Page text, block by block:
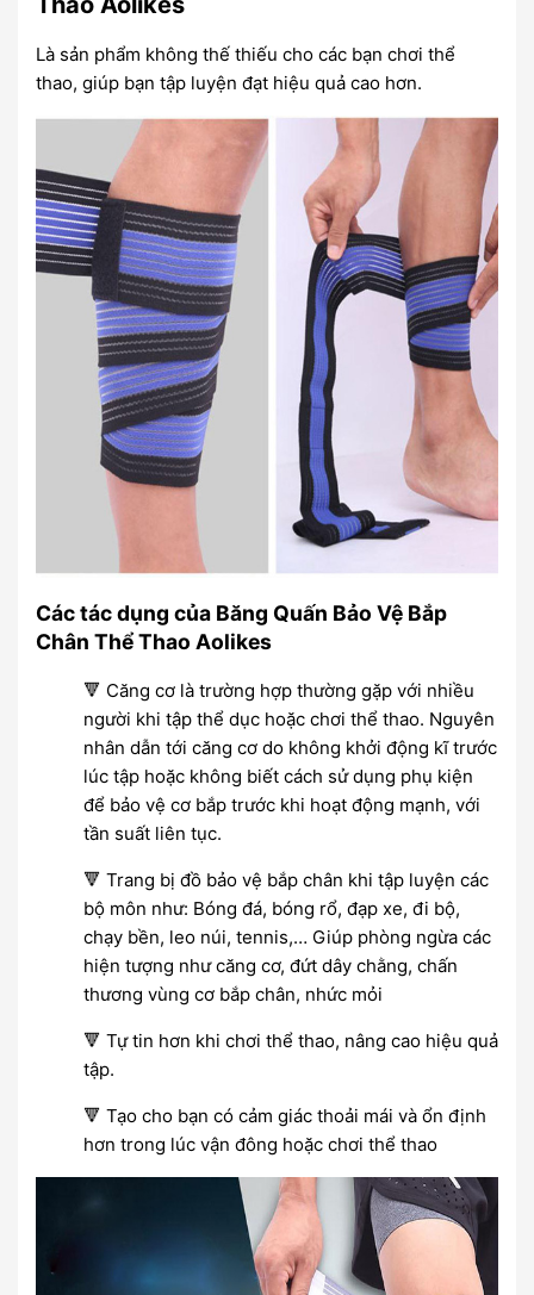
Là sản phẩm không thế thiếu cho các bạn chơi thể
thao, giúp bạn tập luyện đạt hiệu quả cao hơn.
Các tác dụng của Băng Quấn Bảo Vệ Bắp
Chân Thể Thao Aolikes
🔻 Căng cơ là trường hợp thường gặp với nhiều
người khi tập thể dục hoặc chơi thể thao. Nguyên
nhân dẫn tới căng cơ do không khởi động kĩ trước
lúc tập hoặc không biết cách sử dụng phụ kiện
để bảo vệ cơ bắp trước khi hoạt động mạnh, với
tần suất liên tục.
🔻 Trang bị đồ bảo vệ bắp chân khi tập luyện các
bộ môn như: Bóng đá, bóng rổ, đạp xe, đi bộ,
chạy bền, leo núi, tennis,… Giúp phòng ngừa các
hiện tượng như căng cơ, đứt dây chằng, chấn
thương vùng cơ bắp chân, nhức mỏi
🔻 Tự tin hơn khi chơi thể thao, nâng cao hiệu quả
tập.
🔻 Tạo cho bạn có cảm giác thoải mái và ổn định
hơn trong lúc vận đông hoặc chơi thể thao